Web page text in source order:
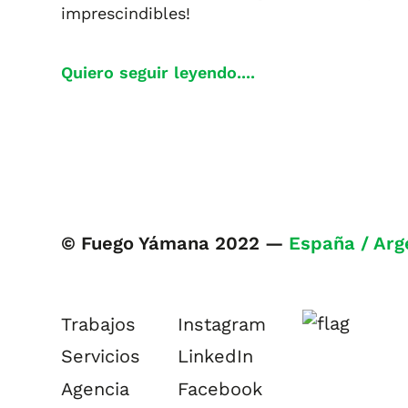
imprescindibles!
Quiero seguir leyendo....
© Fuego Yámana 2022 — España /
Trabajos
Servicios
Agencia
Instagram
LinkedIn
Facebook